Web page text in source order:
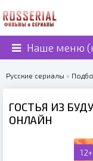
Наше меню
Русские сериалы »
ГОСТЬЯ ИЗ
ОНЛАЙН
12+